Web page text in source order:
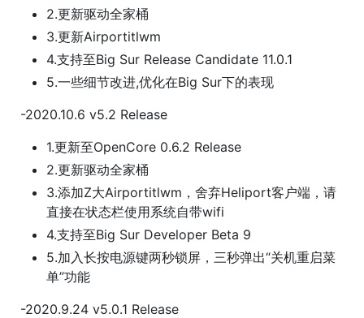
2.更新驱动全家桶
3.更新Airportitlwm
4.支持至Big Sur Release Candidate 11.0.1
5.一些细节改进,优化在Big Sur下的表现
-2020.10.6 v5.2 Release
1.更新至OpenCore 0.6.2 Release
2.更新驱动全家桶
3.添加Z大Airportitlwm，舍弃Heliport客户端，请
直接在状态栏使用系统自带wifi
4.支持至Big Sur Developer Beta 9
5.加入长按电源键两秒锁屏，三秒弹出“关机重启菜
单”功能
-2020.9.24 v5.0.1 Release